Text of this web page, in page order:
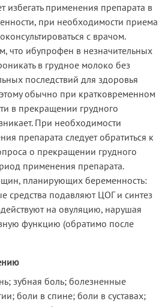
избегать применения препарата в
при необходимости приема
с врачом.
что ибупрофен в незначительных
в грудное молоко без
последствий для здоровья
обычно при кратковременном
в прекращении грудного
При необходимости
препарата следует обратиться к
о прекращении грудного
применения препарата.
планирующих беременность:
средства подавляют ЦОГ и синтез
на овуляцию, нарушая
функцию (обратимо после
зубная боль; болезненные
боли в спине; боли в суставах;